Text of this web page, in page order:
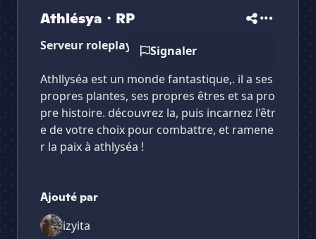
Athlésya・RP
Signaler
Serveur roleplay d'un monde fantastique
Athllyséa est un monde fantastique,. il a ses
propres plantes, ses propres êtres et sa pro
pre histoire. découvrez la, puis incarnez l'êtr
e de votre choix pour combattre, et ramene
r la paix à athlyséa !
Ajouté par
izyita